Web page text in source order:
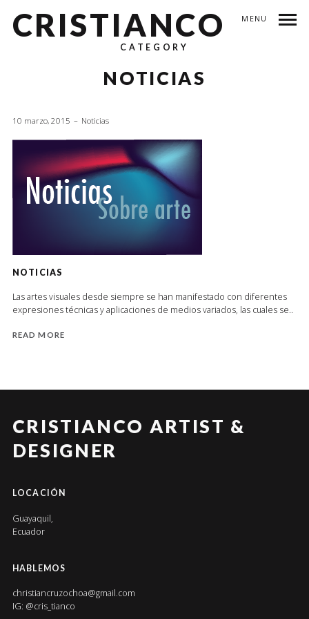
CRISTIANCO MENU
CATEGORY
NOTICIAS
10 marzo, 2015 Noticias
NOTICIAS
Las artes visuales desde siempre se han manifestado con diferentes
expresiones técnicas y aplicaciones de medios variados, las cuales se..
READ MORE
CRISTIANCO ARTIST &
DESIGNER
LOCACIÓN
Guayaquil,
Ecuador
HABLEMOS
christiancruzochoa@gmail.com
IG: @cris_tianco